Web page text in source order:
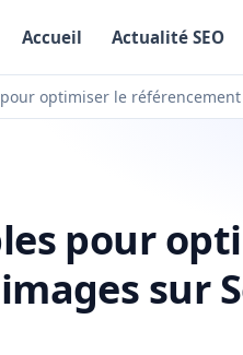
Accueil Actualité SEO
optimiser le référencement
pour
sur